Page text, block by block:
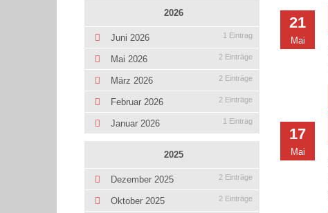
21
Mai
17
Mai
2026
Juni 2026 1 Eintrag
Mai 2026 2 Einträge
März 2026 2 Einträge
Februar 2026 2 Einträge
Januar 2026 1 Eintrag
2025
Dezember 2025 2 Einträge
Oktober 2025 2 Einträge